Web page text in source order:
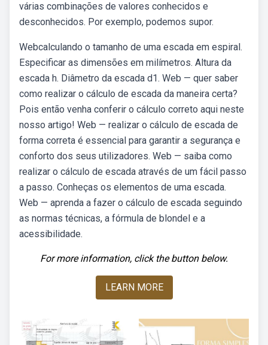
várias combinações de valores conhecidos e
desconhecidos. Por exemplo, podemos supor.
Webcalculando o tamanho de uma escada em espiral.
Especificar as dimensões em milímetros. Altura da
escada h. Diâmetro da escada d1. Web — quer saber
como realizar o cálculo de escada da maneira certa?
Pois então venha conferir o cálculo correto aqui neste
nosso artigo! Web — realizar o cálculo de escada de
forma correta é essencial para garantir a segurança e
conforto dos seus utilizadores. Web — saiba como
realizar o cálculo de escada através de um fácil passo
a passo. Conheças os elementos de uma escada.
Web — aprenda a fazer o cálculo de escada seguindo
as normas técnicas, a fórmula de blondel e a
acessibilidade.
For more information, click the button below.
LEARN MORE